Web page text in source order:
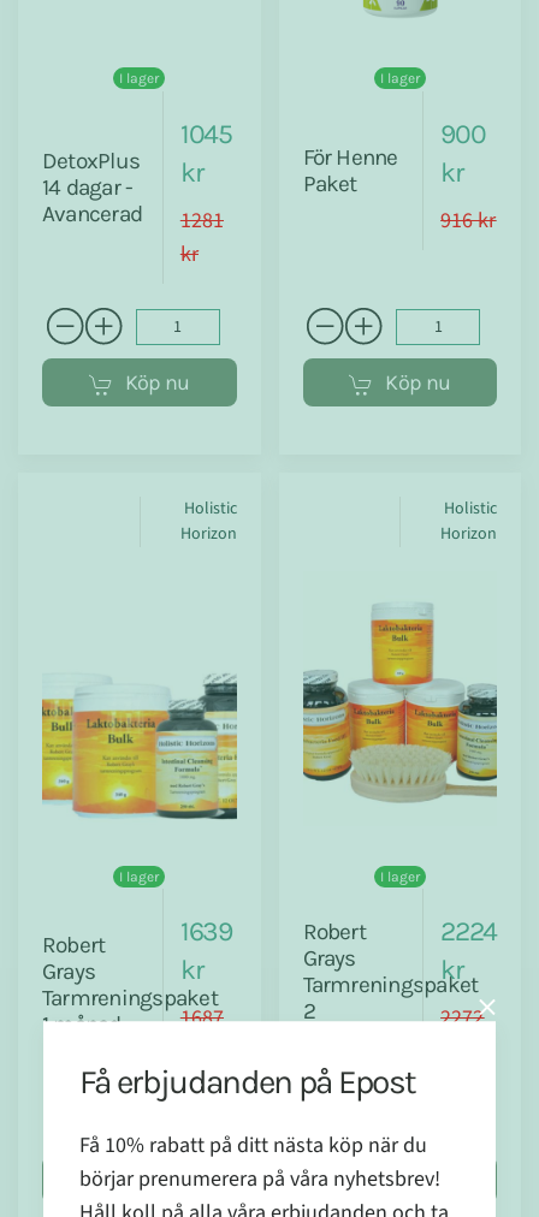
I lager
DetoxPlus
14 dagar -
Avancerad
1045
kr
1281
kr
Köp nu
I lager
För Henne
Paket
900
kr
916 kr
Köp nu
Holistic
Horizon
I lager
Robert
Grays
Tarmreningspaket
1 månad
1639
kr
1687
Köp nu
Holistic
Horizon
I lager
Robert
Grays
Tarmreningspaket
2
2224
kr
2272
Köp nu
Få erbjudanden på Epost
Få 10% rabatt på ditt nästa köp när du
börjar prenumerera på våra nyhetsbrev!